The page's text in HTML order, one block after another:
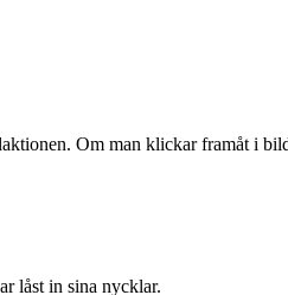
Om man klickar framåt i
låst in sina nycklar.